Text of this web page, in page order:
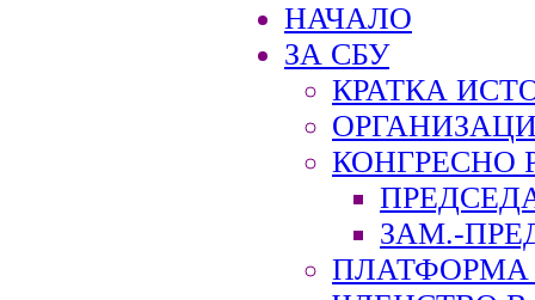
НАЧАЛО
ЗА СБУ
КРАТКА
КОНГРЕСНО
ЗАМ.-
ПЛАТФОРМА